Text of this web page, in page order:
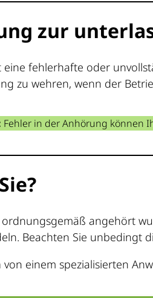
zur
fehlerhafte oder
zu wehren, wenn der
Fehler in der Anhörung können
angehört
Beachten Sie unbedingt
einem spezialisierten